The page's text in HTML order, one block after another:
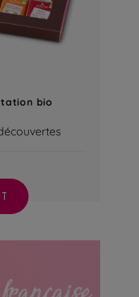
bio